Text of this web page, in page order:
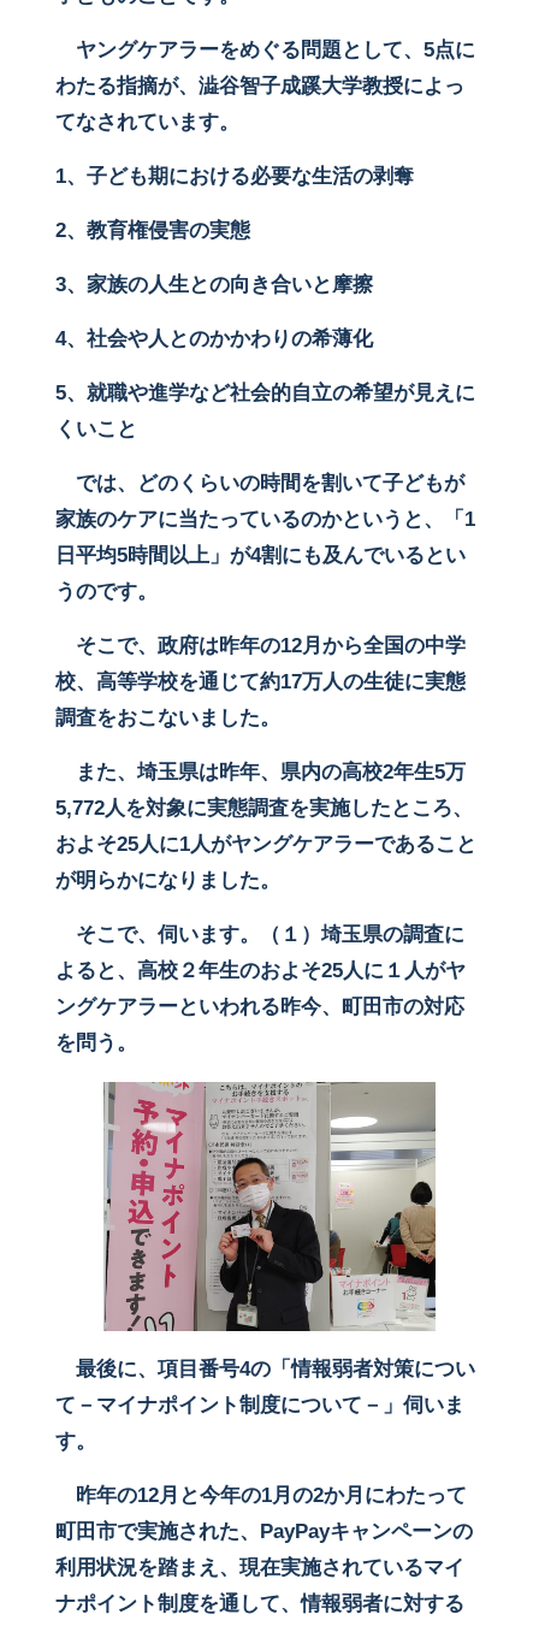
ヤングケアラーをめぐる問題として、5点に
わたる指摘が、澁谷智子成蹊大学教授によっ
てなされています。
1、子ども期における必要な生活の剥奪
2、教育権侵害の実態
3、家族の人生との向き合いと摩擦
4、社会や人とのかかわりの希薄化
5、就職や進学など社会的自立の希望が見えに
くいこと
では、どのくらいの時間を割いて子どもが
家族のケアに当たっているのかというと、「1
日平均5時間以上」が4割にも及んでいるとい
うのです。
そこで、政府は昨年の12月から全国の中学
校、高等学校を通じて約17万人の生徒に実態
調査をおこないました。
また、埼玉県は昨年、県内の高校2年生5万
5,772人を対象に実態調査を実施したところ、
およそ25人に1人がヤングケアラーであること
が明らかになりました。
そこで、伺います。（１）埼玉県の調査に
よると、高校２年生のおよそ25人に１人がヤ
ングケアラーといわれる昨今、町田市の対応
を問う。
最後に、項目番号4の「情報弱者対策につい
て－マイナポイント制度について－」伺いま
す。
昨年の12月と今年の1月の2か月にわたって
町田市で実施された、PayPayキャンペーンの
利用状況を踏まえ、現在実施されているマイ
ナポイント制度を通して、情報弱者に対する